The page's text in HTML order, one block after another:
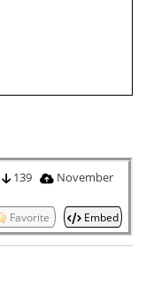
139
November
Favorite Embed